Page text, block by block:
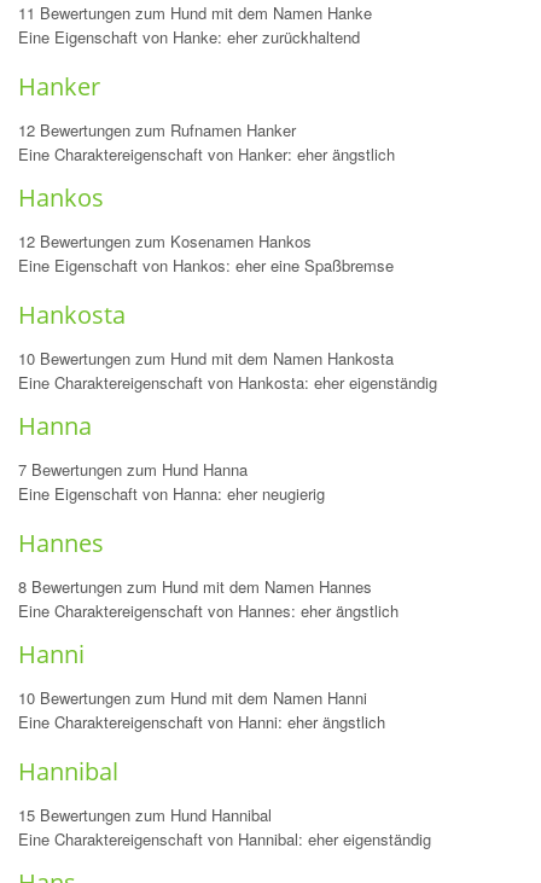
11 Bewertungen zum Hund mit dem Namen Hanke
Eine Eigenschaft von Hanke: eher zurückhaltend
Hanker
12 Bewertungen zum Rufnamen Hanker
Eine Charaktereigenschaft von Hanker: eher ängstlich
Hankos
12 Bewertungen zum Kosenamen Hankos
Eine Eigenschaft von Hankos: eher eine Spaßbremse
Hankosta
10 Bewertungen zum Hund mit dem Namen Hankosta
Eine Charaktereigenschaft von Hankosta: eher eigenständig
Hanna
7 Bewertungen zum Hund Hanna
Eine Eigenschaft von Hanna: eher neugierig
Hannes
8 Bewertungen zum Hund mit dem Namen Hannes
Eine Charaktereigenschaft von Hannes: eher ängstlich
Hanni
10 Bewertungen zum Hund mit dem Namen Hanni
Eine Charaktereigenschaft von Hanni: eher ängstlich
Hannibal
15 Bewertungen zum Hund Hannibal
Eine Charaktereigenschaft von Hannibal: eher eigenständig